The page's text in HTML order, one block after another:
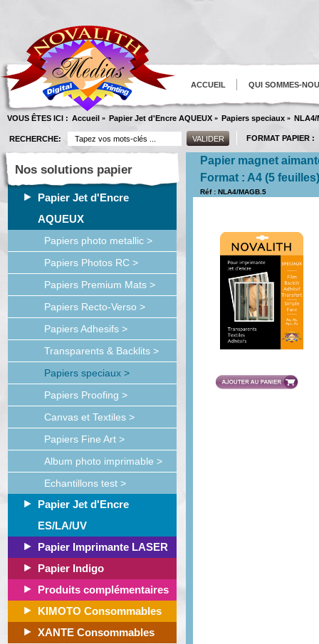
ACCUEIL QUI SOMMES-
VOUS ÊTES ICI : Accueil » Papier Jet d'Encre AQUEUX » Papiers speciaux » NLA4/
RECHERCHE: FORMAT PAPIER :
Nos solutions papier
Papier Jet d'Encre
AQUEUX
Papiers photo metallic >
Papiers Photos RC >
Papiers Premium Mats >
Papiers Recto-Verso >
Papiers Adhesifs >
Transparents & Backlits >
Papiers speciaux >
Papiers Proofing >
Canvas et Textiles >
Papiers Fine Art >
Album photo imprimable >
Echantillons test >
Papier Jet d'Encre
ES/LA/UV
Papier Imprimante LASER
Papier Indigo
Produits complémentaires
KIMOTO Consommables
XANTE Consommables
Papier magnet
Format : A4 (5 feuilles)
Réf : NLA4/MAGB.5